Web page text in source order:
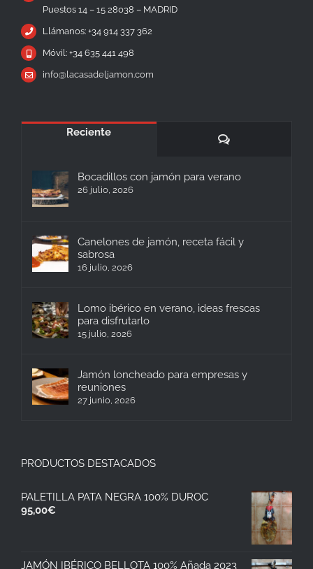
Puestos 14 – 15 28038 – MADRID
Llámanos: +34 914 337 362
Móvil: +34 635 441 498
info@lacasadeljamon.com
Reciente
Comentarios
Bocadillos con jamón para verano
26 julio, 2026
Canelones de jamón, receta fácil y
sabrosa
16 julio, 2026
Lomo ibérico en verano, ideas frescas
para disfrutarlo
15 julio, 2026
Jamón loncheado para empresas y
reuniones
27 junio, 2026
PRODUCTOS DESTACADOS
PALETILLA PATA NEGRA 100% DUROC
95,00€
JAMÓN IBÉRICO BELLOTA 100% Añada 2023